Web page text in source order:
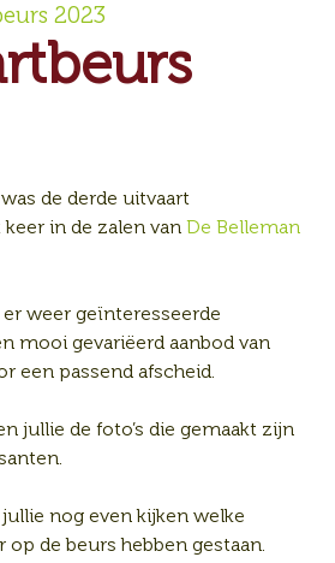
2023
de derde uitvaart
in de zalen van De Belleman
weer geïnteresseerde
mooi gevariëerd aanbod van
een passend afscheid.
jullie de foto’s die gemaakt zijn
nog even kijken welke
op de beurs hebben gestaan.